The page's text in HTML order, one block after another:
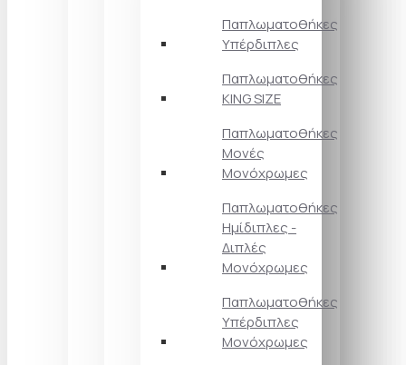
Παπλωματοθήκες
Υπέρδιπλες
Παπλωματοθήκες
KING SIZE
Παπλωματοθήκες
Μονές
Μονόχρωμες
Παπλωματοθήκες
Ημίδιπλες -
Διπλές
Μονόχρωμες
Παπλωματοθήκες
Υπέρδιπλες
Μονόχρωμες